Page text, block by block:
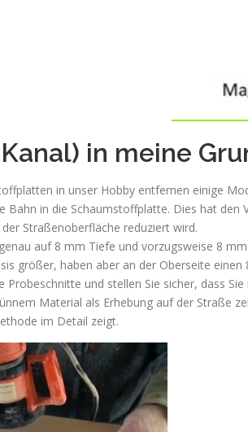
in meine
in unser Hobby entfernen einige
in die Schaumstoffplatte. Dies hat
Straßenoberfläche reduziert wird.
auf 8 mm Tiefe und vorzugsweise 8
größer, haben aber an der Oberseite
Probeschnitte und stellen Sie sicher, dass
Material als Erhebung auf der Straße
im Detail zeigt.